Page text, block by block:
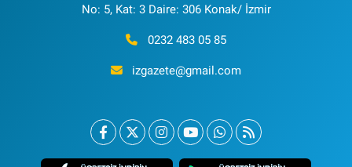
No: 5, Kat: 3 Daire: 306 Konak/ İzmir
0232 483 05 85
izgazete@gmail.com